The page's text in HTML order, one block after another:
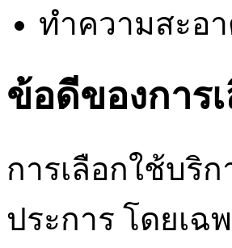
ทำความสะอ
ข้อดีของการ
การเลือกใช้บริก
ประการ โดยเฉ